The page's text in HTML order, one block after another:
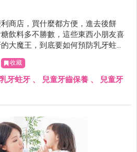
商店，買什麼都方便，進去後餅
飲料多不勝數，這些東西小朋友喜
大魔王，到底要如何預防乳牙蛀
療呢？
收藏
乳牙蛀牙 、 兒童牙齒保養 、
兒童牙